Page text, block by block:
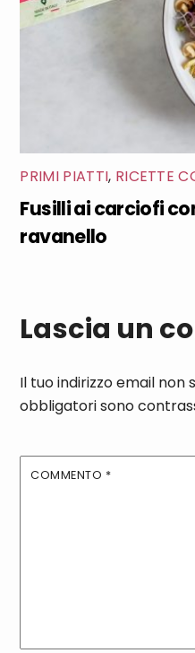
PRIMI PIATTI, RICETTE
Fusilli ai carciofi
ravanello
Lascia un
Il tuo indirizzo email non
obbligatori sono
COMMENTO *